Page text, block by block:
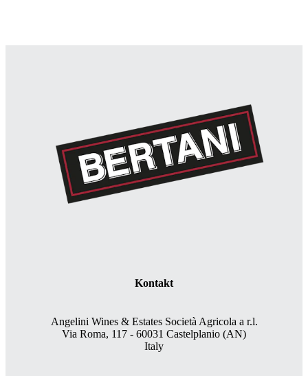
Kontakt
Angelini Wines & Estates Società Agricola a r.l.
Via Roma, 117 - 60031 Castelplanio (AN)
Italy